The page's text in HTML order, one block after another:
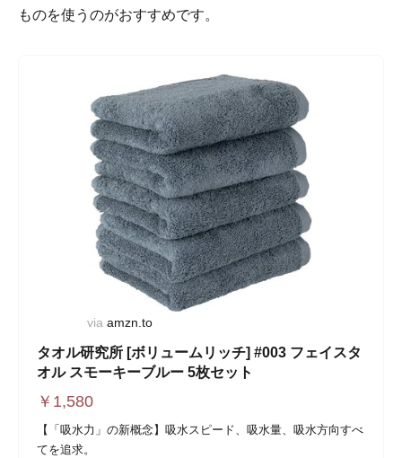
ものを使うのがおすすめです。
via amzn.to
タオル研究所 [ボリュームリッチ] #003 フェイスタ
オル スモーキーブルー 5枚セット
￥ 1,580
【「吸水力」の新概念】吸水スピード、吸水量、吸水方向すべ
てを追求。